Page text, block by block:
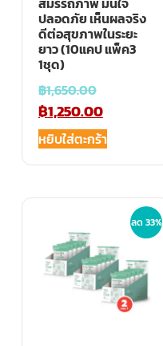
ปลอดภัย เห็นผลจริง
ดีต่อสุขภาพในระยะ
ยาว (10แคป แพ็ค3
1ชุด)
฿1,650.00
฿1,250.00
หยิบใส่ตะกร้า
ลด 33%